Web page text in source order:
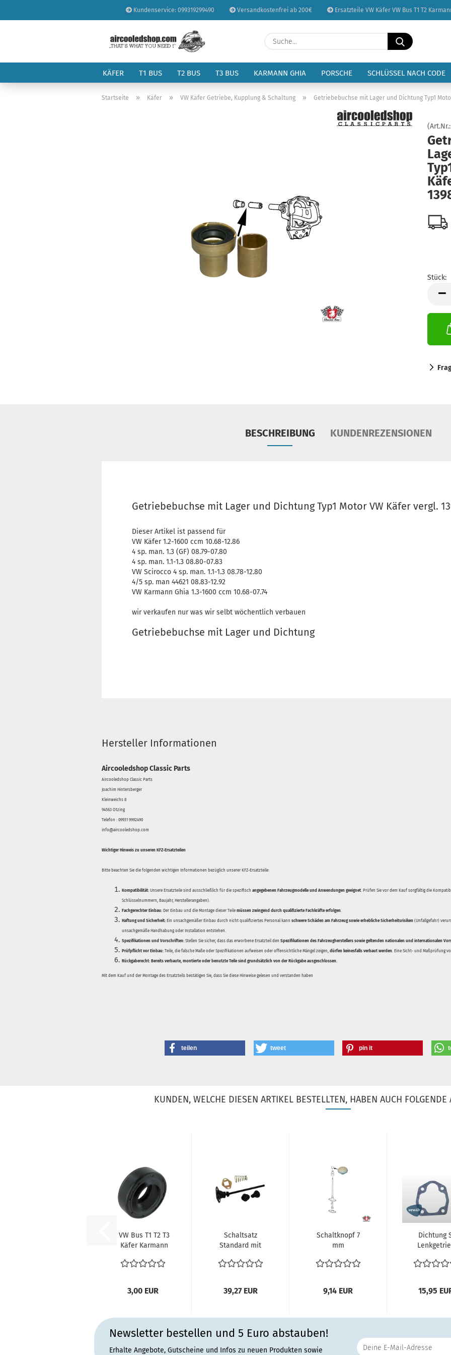
Kundenservice: 099319299490 Versandkostenfrei ab 200€ Ersatzteile VW Käfer VW Bus T1 T2
Sprache auswählen
Lieferland
Passwort
Konto erstellen
Passwort vergessen?
Suche...
KÄFER T1 BUS T2 BUS T3 BUS KARMANN GHIA PORSCHE SCHLÜSSEL NACH CODE
Startseite » Käfer » VW Käfer Getriebe, Kupplung & Schaltung » Getriebebuchse mit Lager und Dichtung Typ1
(Art.Nr.:
Stück:
Stück
BESCHREIBUNG KUNDENREZENSIONEN
Getriebebuchse mit Lager und Dichtung Typ1 Motor VW Käfer vergl.
Dieser Artikel ist passend für
VW Käfer 1.2-1600 ccm 10.68-12.86
4 sp. man. 1.3 (GF) 08.79-07.80
4 sp. man. 1.1-1.3 08.80-07.83
VW Scirocco 4 sp. man. 1.1-1.3 08.78-12.80
4/5 sp. man 44621 08.83-12.92
VW Karmann Ghia 1.3-1600 ccm 10.68-07.74
wir verkaufen nur was wir selbt wöchentlich verbauen
Getriebebuchse mit Lager und Dichtung
Hersteller Informationen
Aircooledshop Classic Parts
Aircooledshop Classic Parts
Joachim Hintersberger
Kleinweichs 8
94563 Otzing
Telefon : 09931 9992490
info@aircooledshop.com
Wichtiger Hinweis zu unseren KFZ-Ersatzteilen
Bitte beachten Sie die folgenden wichtigen Informationen bezüglich unserer KFZ-Ersatzteile:
Kompatibilität: Unsere Ersatzteile sind ausschließlich für die spezifisch angegebenen Fahrzeugmodelle und Anwendungen geeignet. Prüfen Sie vor dem Kauf sorgfältig die
Schlüsselnummern, Baujahr, Herstellerangaben).
Fachgerechter Einbau: Der Einbau und die Montage dieser Teile müssen zwingend durch qualifizierte Fachkräfte erfolgen.
Haftung und Sicherheit: Ein unsachgemäßer Einbau durch nicht qualifiziertes Personal kann schwere Schäden am Fahrzeug sowie erhebliche Sicherheitsrisiken (Unfallgefahr)
unsachgemäße Handhabung oder Installation entstehen.
Spezifikationen und Vorschriften: Stellen Sie sicher, dass das erworbene Ersatzteil den Spezifikationen des Fahrzeugherstellers sowie geltenden nationalen und internationalen
Prüfpflicht vor Einbau: Teile, die falsche Maße oder Spezifikationen aufweisen oder offensichtliche Mängel zeigen, dürfen keinesfalls verbaut werden. Eine Sicht- und Maßprüfung
Rückgaberecht: Bereits verbaute, montierte oder benutzte Teile sind grundsätzlich von der Rückgabe ausgeschlossen.
Mit dem Kauf und der Montage des Ersatzteils bestätigen Sie, dass Sie diese Hinweise gelesen und verstanden haben
teilen tweet pin it
KUNDEN, WELCHE DIESEN ARTIKEL BESTELLTEN, HABEN AUCH FOLGENDE
VW Bus T1 T2 T3
Käfer Karmann
Wellendichtring...
3,00 EUR
Schaltsatz
Standard mit
Schalthebel
39,27 EUR
Schaltknopf 7
mm
Typ1 Motor VW
9,14 EUR
Dichtung
15,95
Newsletter bestellen und 5 Euro abstauben!
Erhalte Angebote, Gutscheine und Infos zu neuen Produkten sowie